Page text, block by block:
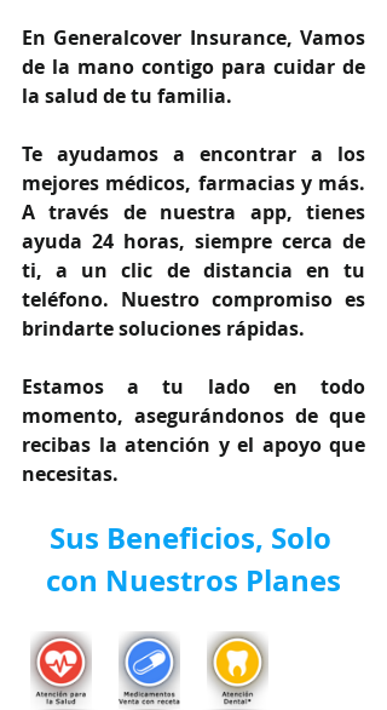
En Generalcover Insurance, Vamos
de la mano contigo para cuidar de
la salud de tu familia.
Te ayudamos a encontrar a los
mejores médicos, farmacias y más.
A través de nuestra app, tienes
ayuda 24 horas, siempre cerca de
ti, a un clic de distancia en tu
teléfono. Nuestro compromiso es
brindarte soluciones rápidas.
Estamos a tu lado en todo
momento, asegurándonos de que
recibas la atención y el apoyo que
necesitas.
Sus Beneficios, Solo
con Nuestros Planes